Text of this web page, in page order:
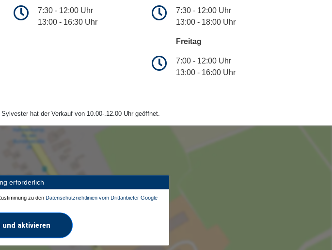
7:30 - 12:00 Uhr
13:00 - 16:30 Uhr
7:30 - 12:00 Uhr
13:00 - 18:00 Uhr
Freitag
7:00 - 12:00 Uhr
13:00 - 16:00 Uhr
hat der Verkauf von 10.00-.12.00 Uhr geöffnet.
erforderlich
zu den Datenschutzrichtlinien vom Drittanbieter Google
und aktivieren